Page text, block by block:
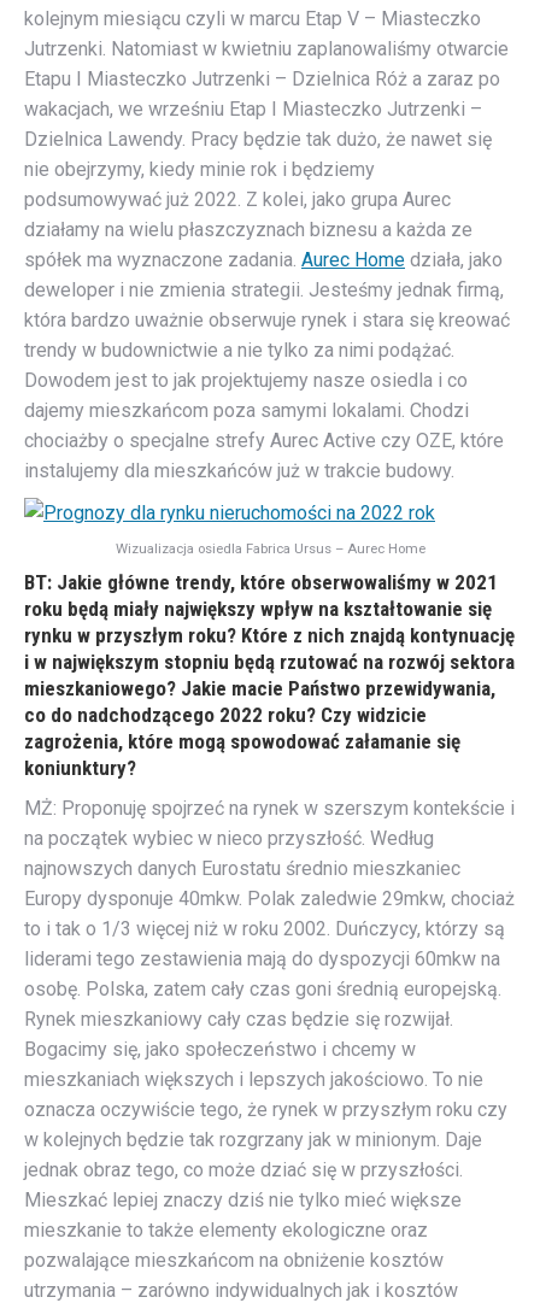
kolejnym miesiącu czyli w marcu Etap V – Miasteczko
Jutrzenki. Natomiast w kwietniu zaplanowaliśmy otwarcie
Etapu I Miasteczko Jutrzenki – Dzielnica Róż a zaraz po
wakacjach, we wrześniu Etap I Miasteczko Jutrzenki –
Dzielnica Lawendy. Pracy będzie tak dużo, że nawet się
nie obejrzymy, kiedy minie rok i będziemy
podsumowywać już 2022. Z kolei, jako grupa Aurec
działamy na wielu płaszczyznach biznesu a każda ze
spółek ma wyznaczone zadania. Aurec Home działa, jako
deweloper i nie zmienia strategii. Jesteśmy jednak firmą,
która bardzo uważnie obserwuje rynek i stara się kreować
trendy w budownictwie a nie tylko za nimi podążać.
Dowodem jest to jak projektujemy nasze osiedla i co
dajemy mieszkańcom poza samymi lokalami. Chodzi
chociażby o specjalne strefy Aurec Active czy OZE, które
instalujemy dla mieszkańców już w trakcie budowy.
Wizualizacja osiedla Fabrica Ursus – Aurec Home
BT: Jakie główne trendy, które obserwowaliśmy w 2021
roku będą miały największy wpływ na kształtowanie się
rynku w przyszłym roku? Które z nich znajdą kontynuację
i w największym stopniu będą rzutować na rozwój sektora
mieszkaniowego? Jakie macie Państwo przewidywania,
co do nadchodzącego 2022 roku? Czy widzicie
zagrożenia, które mogą spowodować załamanie się
koniunktury?
MŻ: Proponuję spojrzeć na rynek w szerszym kontekście i
na początek wybiec w nieco przyszłość. Według
najnowszych danych Eurostatu średnio mieszkaniec
Europy dysponuje 40mkw. Polak zaledwie 29mkw, chociaż
to i tak o 1/3 więcej niż w roku 2002. Duńczycy, którzy są
liderami tego zestawienia mają do dyspozycji 60mkw na
osobę. Polska, zatem cały czas goni średnią europejską.
Rynek mieszkaniowy cały czas będzie się rozwijał.
Bogacimy się, jako społeczeństwo i chcemy w
mieszkaniach większych i lepszych jakościowo. To nie
oznacza oczywiście tego, że rynek w przyszłym roku czy
w kolejnych będzie tak rozgrzany jak w minionym. Daje
jednak obraz tego, co może dziać się w przyszłości.
Mieszkać lepiej znaczy dziś nie tylko mieć większe
mieszkanie to także elementy ekologiczne oraz
pozwalające mieszkańcom na obniżenie kosztów
utrzymania – zarówno indywidualnych jak i kosztów